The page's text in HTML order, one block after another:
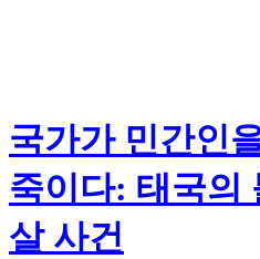
국가가 민간인
죽이다: 태국의
살 사건